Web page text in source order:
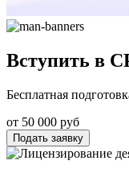
Вступить в
Бесплатная
от 50 000 руб
Подать заявку